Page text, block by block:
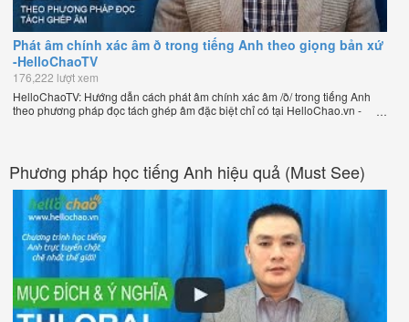
Phát âm chính xác âm ð trong tiếng Anh theo giọng bản xứ
-HelloChaoTV
176,222 lượt xem
HelloChaoTV: Hướng dẫn cách phát âm chính xác âm /ð/ trong tiếng Anh
theo phương pháp đọc tách ghép âm đặc biệt chỉ có tại HelloChao.vn -
chẽ nhất thế giới.
Phương pháp học tiếng Anh hiệu quả (Must See)